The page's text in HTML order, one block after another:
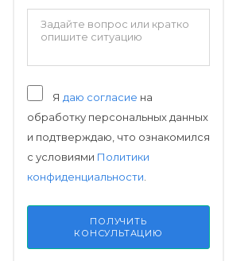
Я даю согласие на
обработку персональных данных
и подтверждаю, что ознакомился
с условиями Политики
конфиденциальности.
ПОЛУЧИТЬ
КОНСУЛЬТАЦИЮ